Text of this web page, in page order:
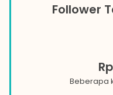
Follower
Beberapa